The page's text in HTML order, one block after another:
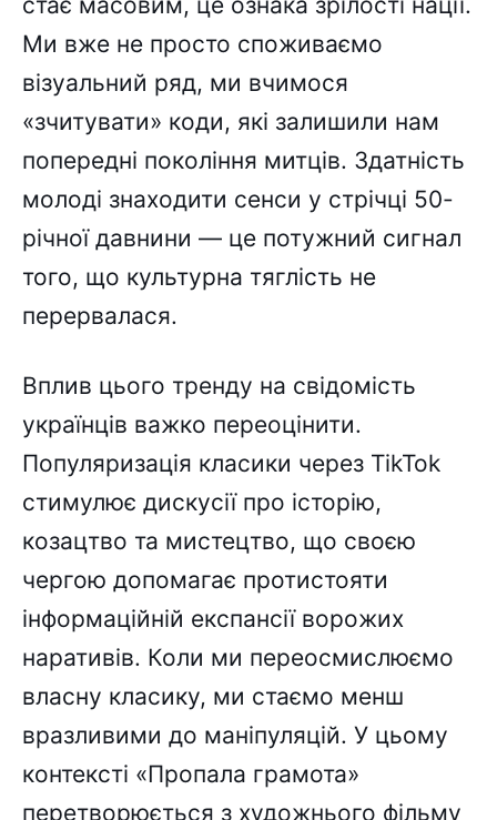
Ми вже не просто споживаємо
візуальний ряд, ми вчимося
«зчитувати» коди, які залишили нам
попередні покоління митців. Здатність
молоді знаходити сенси у стрічці 50-
річної давнини — це потужний сигнал
того, що культурна тяглість не
перервалася.
Вплив цього тренду на свідомість
українців важко переоцінити.
Популяризація класики через TikTok
стимулює дискусії про історію,
козацтво та мистецтво, що своєю
чергою допомагає протистояти
інформаційній експансії ворожих
наративів. Коли ми переосмислюємо
власну класику, ми стаємо менш
вразливими до маніпуляцій. У цьому
контексті «Пропала грамота»
перетворюється з художнього фільму